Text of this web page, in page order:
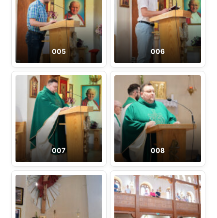
005 006
007 008